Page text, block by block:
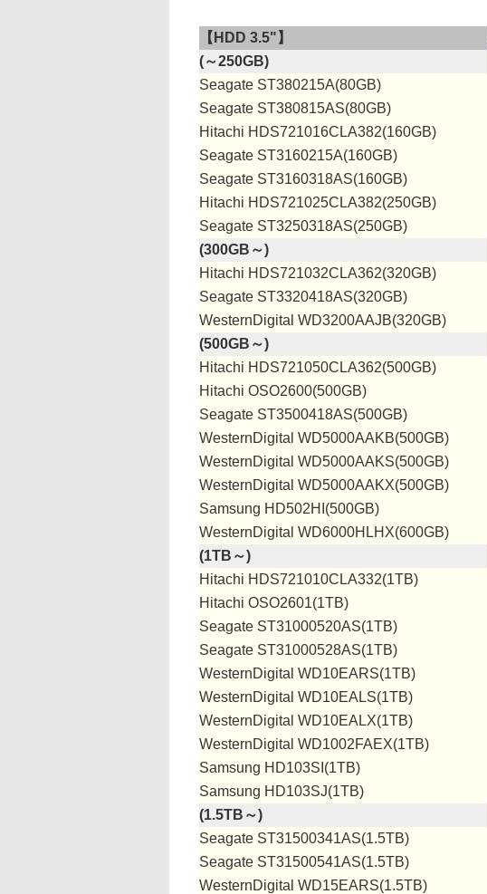
【HDD 3.5"】
(～250GB)
Seagate ST380215A(80GB)
Seagate ST380815AS(80GB)
Hitachi HDS721016CLA382(160GB)
Seagate ST3160215A(160GB)
Seagate ST3160318AS(160GB)
Hitachi HDS721025CLA382(250GB)
Seagate ST3250318AS(250GB)
(300GB～)
Hitachi HDS721032CLA362(320GB)
Seagate ST3320418AS(320GB)
WesternDigital WD3200AAJB(320GB)
(500GB～)
Hitachi HDS721050CLA362(500GB)
Hitachi OSO2600(500GB)
Seagate ST3500418AS(500GB)
WesternDigital WD5000AAKB(500GB)
WesternDigital WD5000AAKS(500GB)
WesternDigital WD5000AAKX(500GB)
Samsung HD502HI(500GB)
WesternDigital WD6000HLHX(600GB)
(1TB～)
Hitachi HDS721010CLA332(1TB)
Hitachi OSO2601(1TB)
Seagate ST31000520AS(1TB)
Seagate ST31000528AS(1TB)
WesternDigital WD10EARS(1TB)
WesternDigital WD10EALS(1TB)
WesternDigital WD10EALX(1TB)
WesternDigital WD1002FAEX(1TB)
Samsung HD103SI(1TB)
Samsung HD103SJ(1TB)
(1.5TB～)
Seagate ST31500341AS(1.5TB)
Seagate ST31500541AS(1.5TB)
WesternDigital WD15EARS(1.5TB)